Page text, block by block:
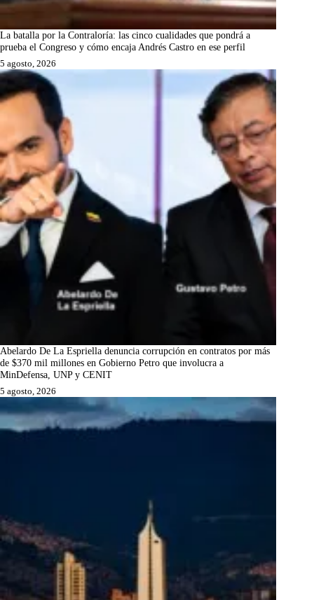
La batalla por la Contraloría: las cinco cualidades que pondrá a
prueba el Congreso y cómo encaja Andrés Castro en ese perfil
5 agosto, 2026
Abelardo De La Espriella denuncia corrupción en contratos por más
de $370 mil millones en Gobierno Petro que involucra a
MinDefensa, UNP y CENIT
5 agosto, 2026